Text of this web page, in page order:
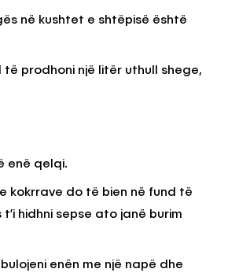
në kushtet e shtëpisë është
prodhoni një litër uthull shege,
enë qelqi.
kokrrave do të bien në fund të
hidhni sepse ato janë burim
enën me një napë dhe